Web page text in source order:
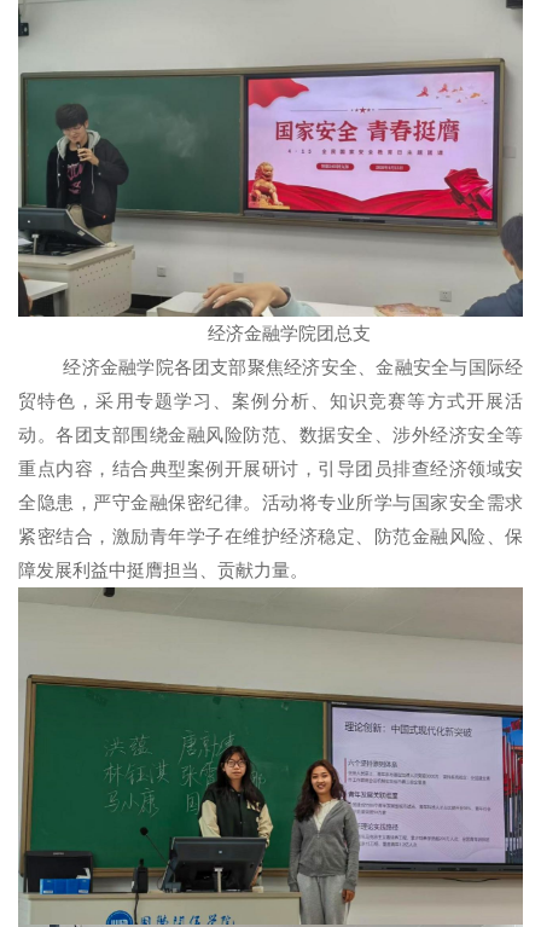
经济金融学院团总支
经济金融学院各团支部聚焦经济安全、金融安全与国际经
贸特色，采用专题学习、案例分析、知识竞赛等方式开展活
动。各团支部围绕金融风险防范、数据安全、涉外经济安全等
重点内容，结合典型案例开展研讨，引导团员排查经济领域安
全隐患，严守金融保密纪律。活动将专业所学与国家安全需求
紧密结合，激励青年学子在维护经济稳定、防范金融风险、保
障发展利益中挺膺担当、贡献力量。